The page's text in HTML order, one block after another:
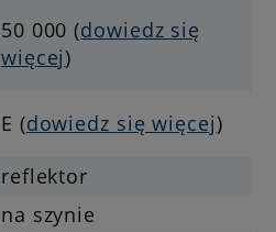
50 000 (dowiedz się
więcej)
E (dowiedz się więcej)
reflektor
na szynie